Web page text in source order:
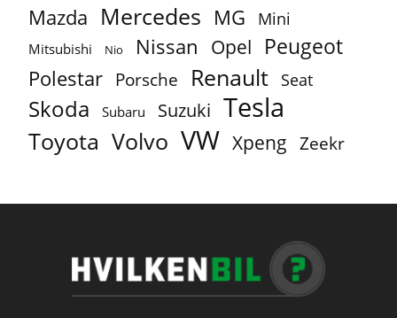
Mazda Mercedes MG Mini
Mitsubishi Nio Nissan Opel Peugeot
Polestar Porsche Renault Seat
Skoda Subaru Suzuki Tesla
Toyota Volvo VW Xpeng Zeekr